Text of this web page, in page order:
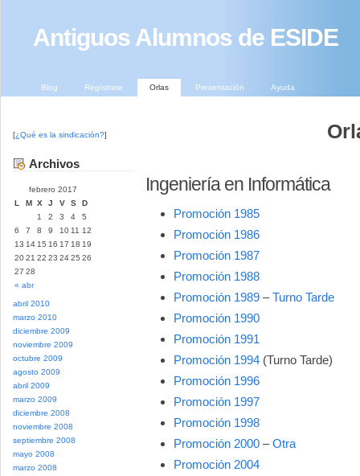
Antiguos Alumnos de ESIDE
Blog Regístrate Orlas Presentación Ayuda
[¿Qué es la sindicación?]
Archivos
febrero 2017
L
M X J V S D
« abr
1 2 3 4
5
6
7 8 9 10 11 12
13 14 15 16 17 18 19
2021 22 23 2425 26
27 28
abril 2010
marzo 2010
diciembre 2009
noviembre 2009
octubre 2009
agosto 2009
abril 2009
marzo 2009
diciembre 2008
noviembre 2008
septiembre 2008
mayo 2008
marzo 2008
Ingeniería en Informática
Promoción 1985
Promoción 1986
Promoción 1987
Promoción 1988
Promoción 1989 –Turno Tarde
Promoción 1990
Promoción 1991
Promoción 1994 (Turno Tarde)
Promoción 1996
Promoción 1997
Promoción 1998
Promoción 2000 –Otra
Promoción 2004